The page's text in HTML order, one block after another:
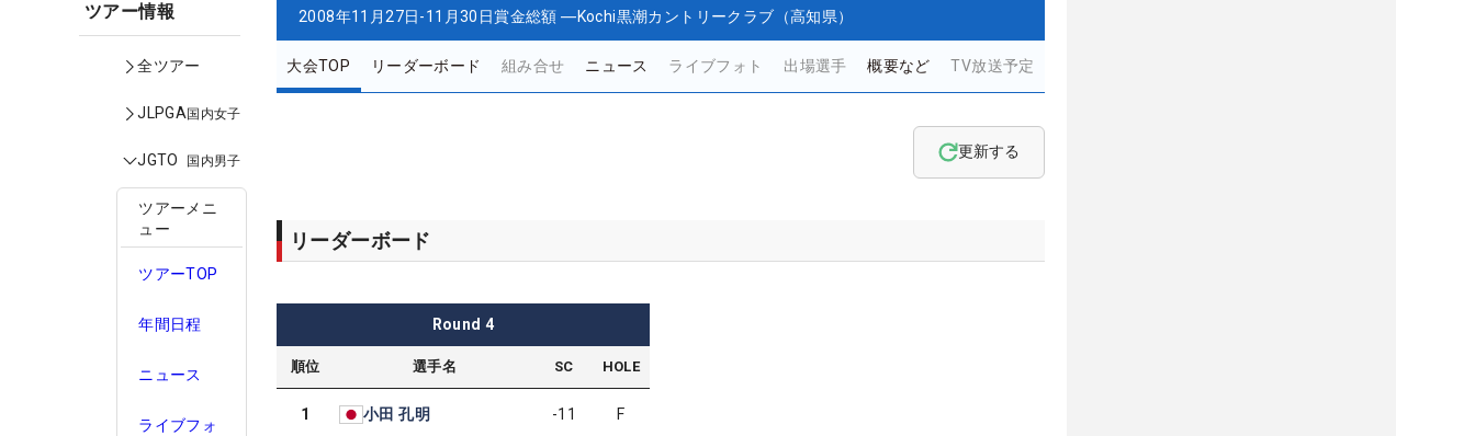
ツアー情報
全ツアー
JLPGA国内女子
JGTO 国内男子
ツアーメニ
ュー
ツアーTOP
年間日程
ニュース
ライブフォ
2008年11月27日-11月30日賞金総額 ―Kochi黒潮カントリークラブ（高知県）
大会TOP リーダーボード 組み合せ ニュース ライブフォト 出場選手 概要など TV放送予定
更新する
リーダーボード
Round 4
順位 選手名 SC HOLE
1 小田 孔明 -11 F